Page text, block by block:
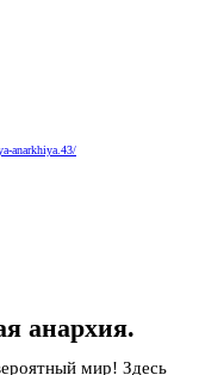
anarkhiya.43/
анархия.
мир! Здесь